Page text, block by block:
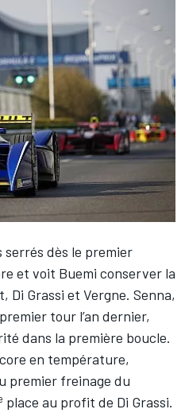
serrés dès le premier
et voit Buemi conserver la
Grassi et Vergne. Senna,
tour l’an dernier,
dans la première boucle.
en température,
premier freinage du
place au profit de Di Grassi.